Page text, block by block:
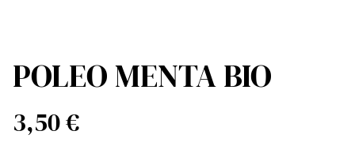
POLEO MENTA BIO
3,50 €